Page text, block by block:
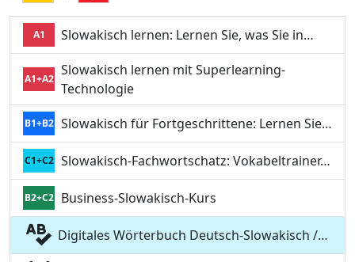
A1 Slowakisch lernen: Lernen Sie, was Sie in…
A1+A2
Slowakisch lernen mit Superlearning-
Technologie
B1+B2 Slowakisch für Fortgeschrittene: Lernen Sie…
C1+C2 Slowakisch-Fachwortschatz: Vokabeltrainer…
B2+C2 Business-Slowakisch-Kurs
Digitales Wörterbuch Deutsch-Slowakisch /…